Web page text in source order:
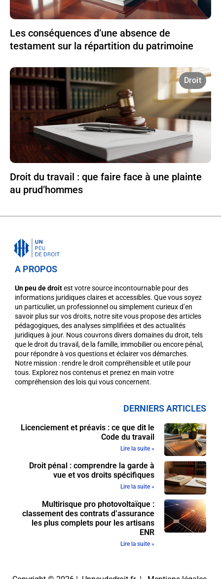
Les conséquences d’une absence de
testament sur la répartition du patrimoine
Droit
Droit du travail : que faire face à une plainte
au prud’hommes
A PROPOS
Un peu de droitest votre source incontournable pour des
informations juridiques claires et accessibles. Que vous soyez
un particulier, un professionnel ou simplement curieux d’en
savoir plus sur vos droits, notre site vous propose des articles
pédagogiques, des analyses simplifiées et des actualités
juridiques à jour. Nous couvrons divers domaines du droit, tels
que le droit du travail, de la famille, immobilier ou encore pénal,
pour répondre à vos questions et éclairer vos démarches.
Notre mission : rendre le droit compréhensible et utile pour
tous. Explorez nos contenus et prenez en main votre
compréhension des lois qui vous concernent.
DERNIERS ARTICLES
Licenciement et préavis : ce que dit le
Code du travail
Lire la suite »
Droit pénal : comprendre la garde à
vue et vos droits spécifiques
Lire la suite »
Multirisque pro photovoltaïque :
classement des contrats d’assurance
les plus complets pour les artisans
ENR
Lire la suite »